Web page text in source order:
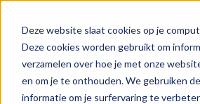
Deze website slaat cookies op je
Deze cookies worden gebruikt om
verzamelen over hoe je met onze
en om je te onthouden. We gebruiken
informatie om je surfervaring te